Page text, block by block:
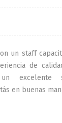
un staff
de
excelente
en buenas